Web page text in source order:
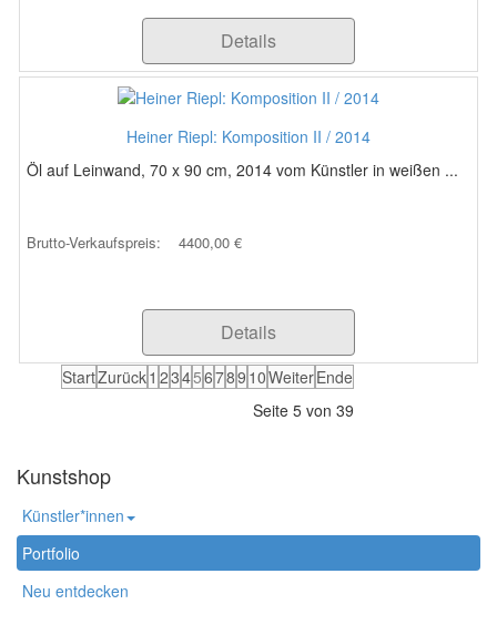
Details
Heiner Riepl: Komposition II / 2014
Öl auf Leinwand, 70 x 90 cm, 2014 vom Künstler in weißen ...
Brutto-Verkaufspreis: 4400,00 €
Details
StartZurück1 23456789 10WeiterEnde
Seite 5 von 39
Kunstshop
Künstler*innen
Portfolio
Neu entdecken